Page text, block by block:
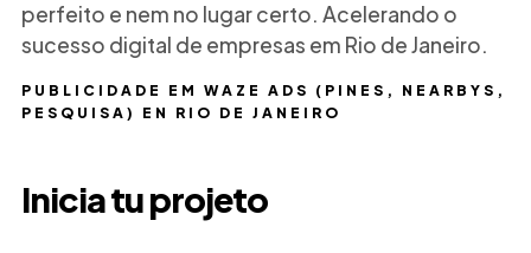
PUBLICIDADE EM WAZE ADS (PINES, NEARBYS,
PESQUISA) EN RIO DE JANEIRO
perfeito e nem no lugar certo. Acelerando o
sucesso digital de empresas em Rio de Janeiro.
Inicia tu projeto